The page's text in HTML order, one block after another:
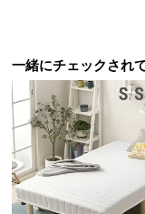
一緒にチェックされ